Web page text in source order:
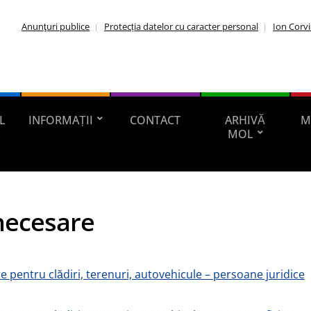
Anunţuri publice Protecția datelor cu caracter personal Ion
INFORMAȚII CONTACT
ARHIVĂ
MOL
pentru clădiri, terenuri, autovehicule – persoane juridice